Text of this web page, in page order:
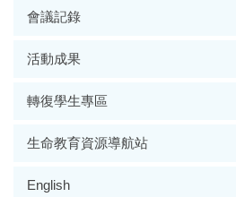
會議記錄
活動成果
轉復學生專區
生命教育資源導航站
English